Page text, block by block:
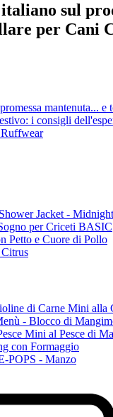
sul
per Cani
mantenuta... e
i consigli
Jacket -
per Criceti BASIC
Petto e Cuore di Pollo
di Carne Mini alla
- Blocco di
Mini al Pesce di
con Formaggio
POPS - Manzo